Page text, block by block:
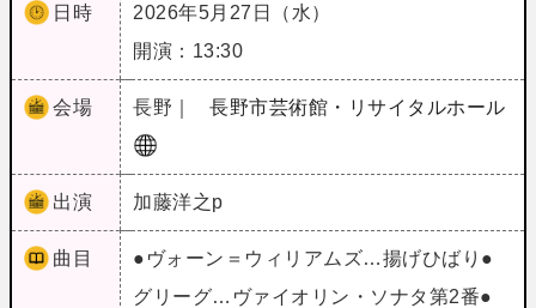
日時
2026年5月27日（水）
開演：13:30
会場 長野｜ 長野市芸術館・リサイタルホール
出演 加藤洋之p
曲目
●ヴォーン＝ウィリアムズ…揚げひばり●
グリーグ…ヴァイオリン・ソナタ第2番●